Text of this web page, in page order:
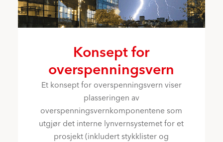
Konsept for
overspenningsvern
Et konsept for overspenningsvern viser
plasseringen av
overspenningsvernkomponentene som
utgjør det interne lynvernsystemet for et
prosjekt (inkludert stykklister og